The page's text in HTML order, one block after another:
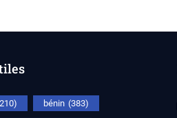
bénin (383)